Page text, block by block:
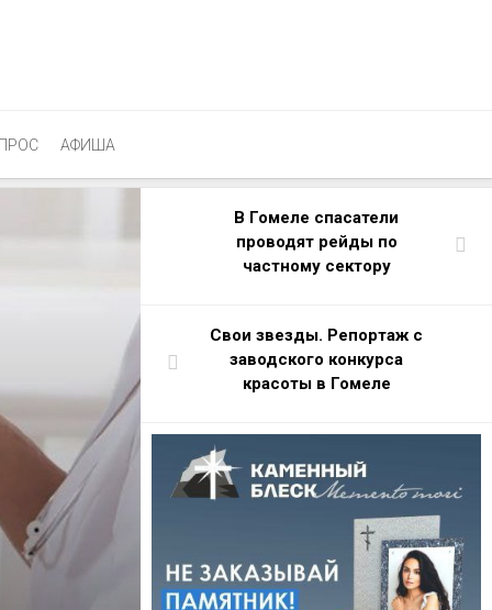
АФИША
В Гомеле спасатели
проводят рейды по
частному сектору
Свои звезды. Репортаж с
заводского конкурса
красоты в Гомеле